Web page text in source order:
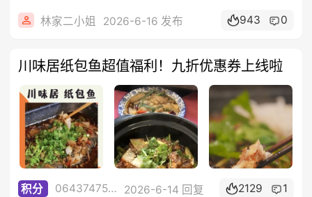
林家二小姐 2026-6-16 发布 943 0
川味居纸包鱼超值福利！九折优惠券上线啦
积分
0643747523 2026-6-14 回复 2129 1